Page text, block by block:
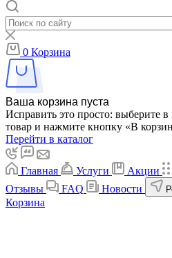
0 Корзина
Ваша корзина пуста
Исправить это просто: выберите
товар и нажмите кнопку «В
Перейти в каталог
Главная Услуги Акции
Отзывы
FAQ Новости
Корзина